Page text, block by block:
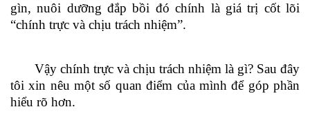
gìn, nuôi dưỡng đắp bồi đó chính là giá trị cốt lõi
“chính trực và chịu trách nhiệm”.
Vậy chính trực và chịu trách nhiệm là gì? Sau đây
tôi xin nêu một số quan điểm của mình để góp phần
hiểu rõ hơn.